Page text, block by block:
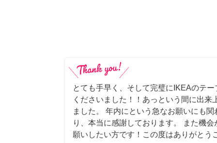
とても手早く、そして完璧にIKEAのテ
くださいました！！あっという間に出来
ました。 年内にという急なお願いにも
り、本当に感謝しております。 また機
願いしたい方です！この度はありがとう